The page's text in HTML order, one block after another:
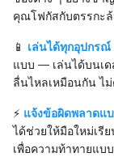
คุณโฟกัสกับตรรกะ
📱 เล่นได้ทุกอุปกรณ์
แบบ — เล่นได้บนเ
ลื่นไหลเหมือนกัน ไ
⚡ แจ้งข้อผิดพลาดแ
ได้ช่วยให้มือใหม่เรี
เพื่อความท้าทายแบ